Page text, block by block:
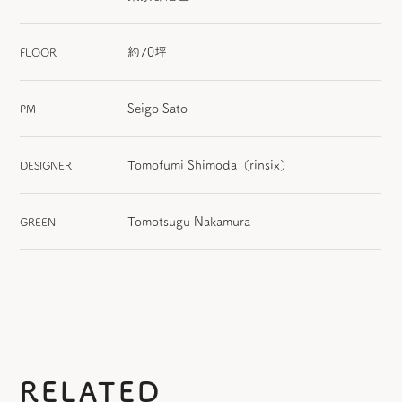
FLOOR 約70坪
PM Seigo Sato
DESIGNER Tomofumi Shimoda（rinsix）
GREEN Tomotsugu Nakamura
RELATED